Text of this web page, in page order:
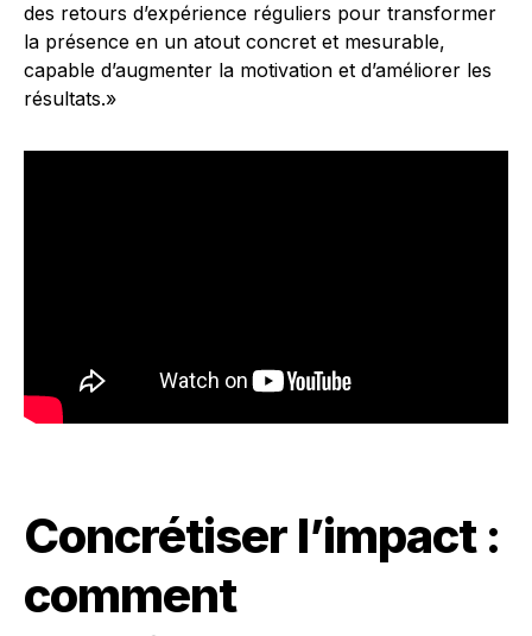
des retours d’expérience réguliers pour transformer
la présence en un atout concret et mesurable,
capable d’augmenter la motivation et d’améliorer les
résultats.»
Concrétiser l’impact :
comment